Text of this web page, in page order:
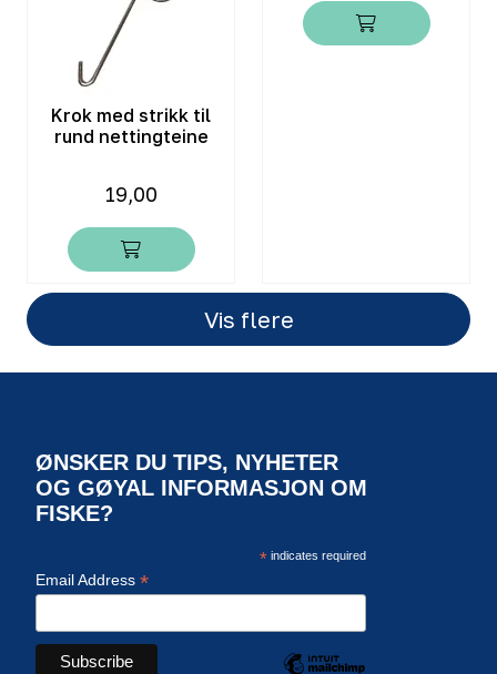
Krok med strikk til
rund nettingteine
19,00
Vis flere
ØNSKER DU TIPS, NYHETER
OG GØYAL INFORMASJON OM
FISKE?
*indicates required
Email Address *